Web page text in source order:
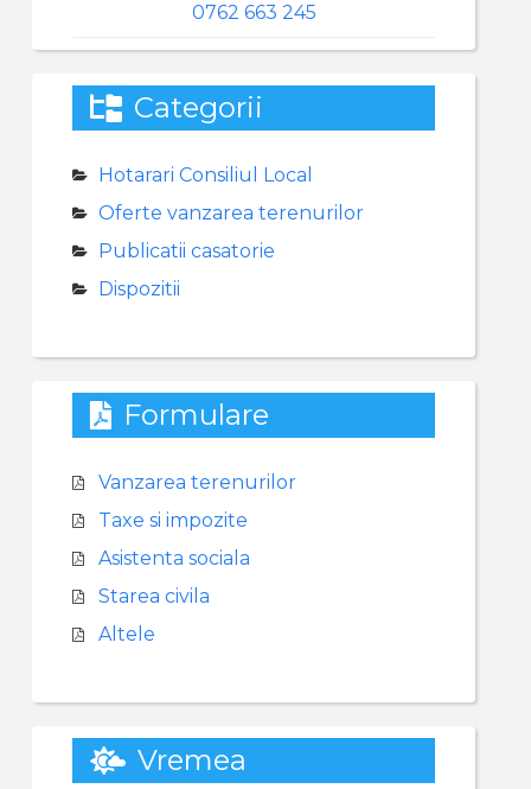
0762 663 245
Categorii
Hotarari Consiliul Local
Oferte vanzarea terenurilor
Publicatii casatorie
Dispozitii
Formulare
Vanzarea terenurilor
Taxe si impozite
Asistenta sociala
Starea civila
Altele
Vremea